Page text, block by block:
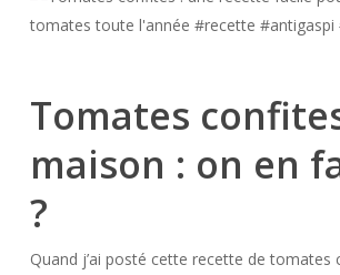
Tomates
maison : on en
?
Quand j’ai posté cette recette de tomates